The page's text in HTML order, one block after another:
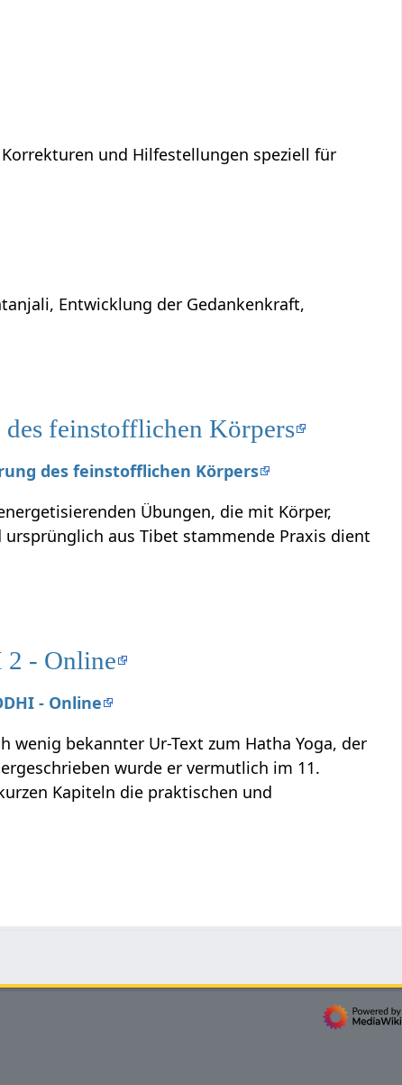
und Hilfestellungen speziell für
Entwicklung der Gedankenkraft,
feinstofflichen Körpers
des feinstofflichen Körpers
Übungen, die mit Körper,
aus Tibet stammende Praxis dient
2 - Online
- Online
wenig bekannter Ur-Text zum Hatha Yoga, der
wurde er vermutlich im 11.
Kapiteln die praktischen und